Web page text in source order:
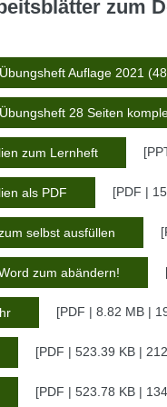
zum
Auflage 2021
28 Seiten
zum Lernheft
als PDF PDF |
selbst ausfüllen
zum abändern!
PDF | 8.82 MB |
PDF | 523.39 KB |
PDF | 523.78 KB |